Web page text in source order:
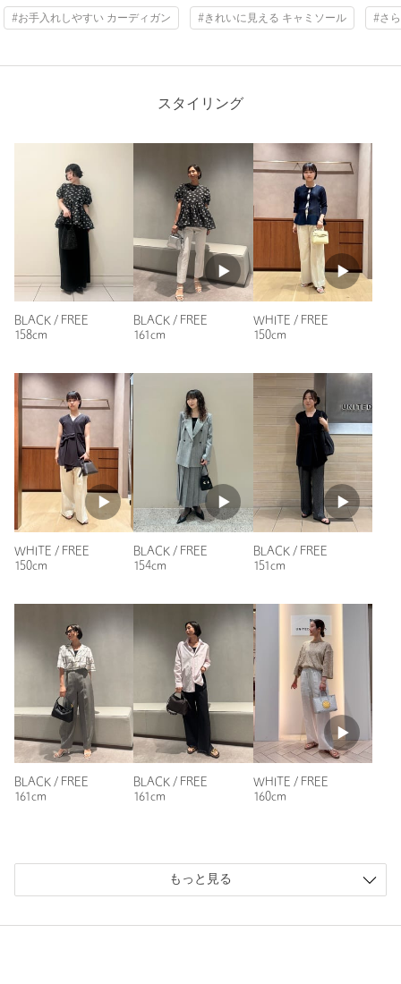
購入サイズ：FREE
｜
購入カラー：WHITE
た。手元で見ると、写真よりももう少し月白色に見えました。
168cm
普段の着用サイズ：
6人が参考になったと回答
参考になった
ニックネーム： mayu
投稿日： 2026年5月11日
購入サイズ：FREE
購入カラー：WHITE
購入商品のサイズ感：
ちょうどよい
何にでも合わせられて大活躍です。スーツのインナー、カーデ
ィガンのインナー、とにかく使いやすいです。やや透けるの
で、着る時にはインナーシャツを中 着ることをおすすめしま
性別：
160cm
普段の着用サイズ：
5人が参考になったと回答
参考になった
購入サイズ：FREE
#お手入れしやすい カーディガン #きれいに見える キャミソール #さ
スタイリング
BLACK / FREE
158cm
BLACK / FREE
161cm
WHITE / FREE
150cm
WHITE / FREE
150cm
BLACK / FREE
154cm
BLACK / FREE
151cm
BLACK / FREE
161cm
BLACK / FREE
161cm
WHITE / FREE
160cm
もっと見る